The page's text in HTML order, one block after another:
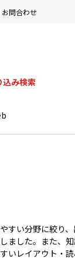
お問合わせ
込み検索
すい分野に絞り
ました。また、
いレイアウト・